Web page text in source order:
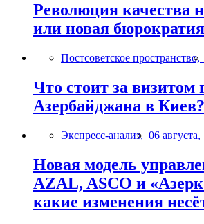
Революция качества
или новая
Постсоветское пространство,
Что стоит за
Азербайджана в Киев?
Экспресс-анализ, 06 августа,
Новая модель
AZAL, ASCO и
какие изменения